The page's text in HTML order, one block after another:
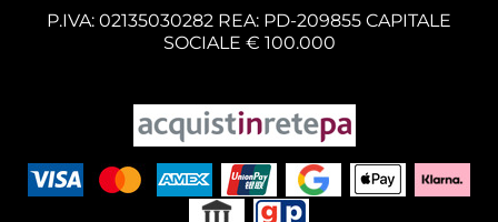
P.IVA: 02135030282 REA: PD-209855 CAPITALE
SOCIALE € 100.000